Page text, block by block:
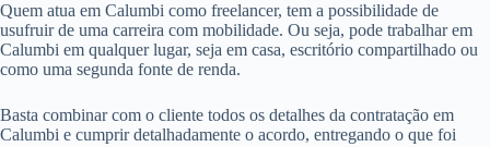
Quem atua em Calumbi como freelancer, tem a possibilidade de
usufruir de uma carreira com mobilidade. Ou seja, pode trabalhar em
Calumbi em qualquer lugar, seja em casa, escritório compartilhado ou
como uma segunda fonte de renda.
Basta combinar com o cliente todos os detalhes da contratação em
Calumbi e cumprir detalhadamente o acordo, entregando o que foi